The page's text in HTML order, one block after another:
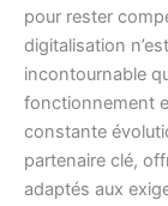
pour rester
digitalisation
incontournable
fonctionnement
constante
partenaire clé,
adaptés aux